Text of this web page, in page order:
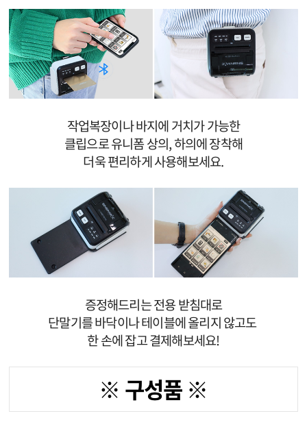
작업복장이나 바지에 거치가 가능한
클립으로 유니폼 상의, 하의에 장착해
더욱 편리하게 사용해보세요.
증정해드리는 전용 받침대로
단말기를 바닥이나 테이블에 올리지 않고도
한 손에 잡고 결제해보세요!
※ 구성품 ※